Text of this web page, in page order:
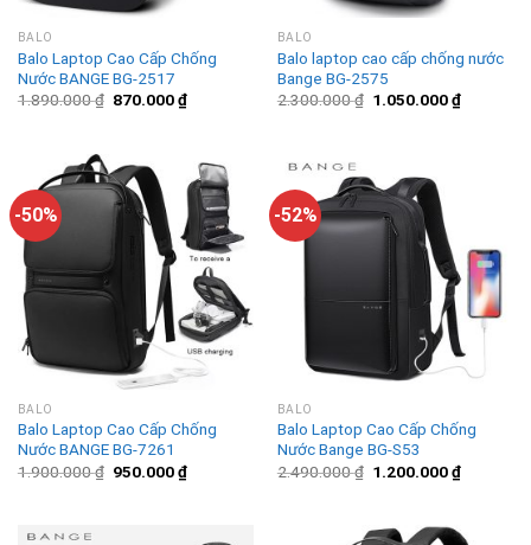
BALO
Balo Laptop Cao Cấp Chống
Nước BANGE BG-2517
1.890.000₫ 870.000₫
BALO
Balo laptop cao cấp chống nước
Bange BG-2575
2.300.000₫ 1.050.000₫
-50%
BALO
Balo Laptop Cao Cấp Chống
Nước BANGE BG-7261
1.900.000₫ 950.000₫
-52%
BALO
Balo Laptop Cao Cấp Chống
Nước Bange BG-S53
2.490.000₫ 1.200.000₫